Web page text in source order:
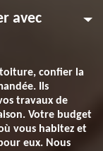
avec
confier la
Ils
travaux de
Votre budget
vous habitez et
eux. Nous